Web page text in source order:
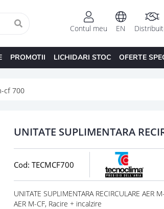
EN
Contul meu
PROMOTII LICHIDARI STOC OFERTE
cf 700
UNITATE SUPLIMENTARA
Cod: TECMCF700
UNITATE SUPLIMENTARA RECIRCULARE AER
AER M-CF, Racire + incalzire